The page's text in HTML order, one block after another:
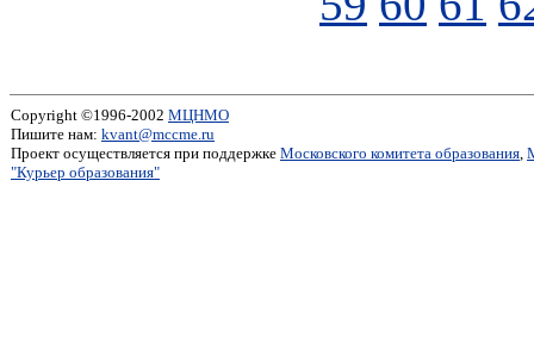
Copyright ©1996-2002 МЦНМО
Пишите нам: kvant@mccme.ru
Проект осуществляется при поддержке Московского комитета образования,
"Курьер образования"